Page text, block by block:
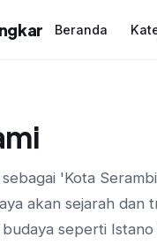
Beranda
'Kota
akan sejarah dan
seperti